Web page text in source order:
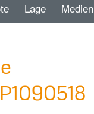
Lage Medien